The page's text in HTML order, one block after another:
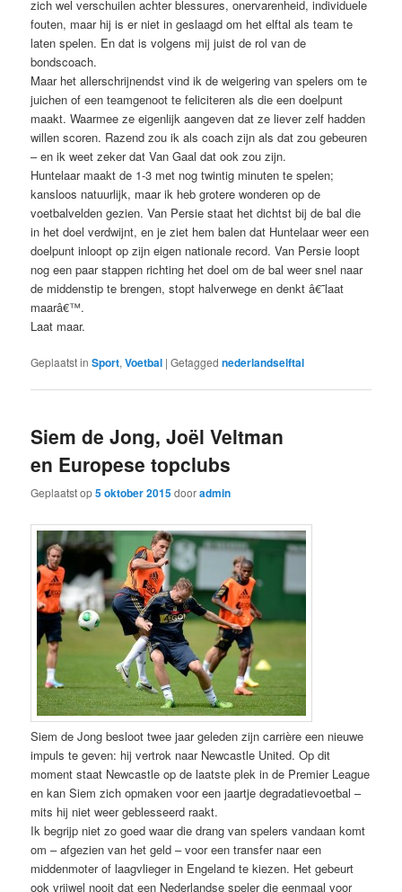
zich wel verschuilen achter blessures, onervarenheid, individuele
fouten, maar hij is er niet in geslaagd om het elftal als team te
laten spelen. En dat is volgens mij juist de rol van de
bondscoach.
Maar het allerschrijnendst vind ik de weigering van spelers om te
juichen of een teamgenoot te feliciteren als die een doelpunt
maakt. Waarmee ze eigenlijk aangeven dat ze liever zelf hadden
willen scoren. Razend zou ik als coach zijn als dat zou gebeuren
– en ik weet zeker dat Van Gaal dat ook zou zijn.
Huntelaar maakt de 1-3 met nog twintig minuten te spelen;
kansloos natuurlijk, maar ik heb grotere wonderen op de
voetbalvelden gezien. Van Persie staat het dichtst bij de bal die
in het doel verdwijnt, en je ziet hem balen dat Huntelaar weer een
doelpunt inloopt op zijn eigen nationale record. Van Persie loopt
nog een paar stappen richting het doel om de bal weer snel naar
de middenstip te brengen, stopt halverwege en denkt â€˜laat
maarâ€™.
Laat maar.
Geplaatst in Sport,Voetbal |Getagged nederlandselftal
Siem de Jong, Joël Veltman
en Europese topclubs
Geplaatst op5 oktober 2015dooradmin
Siem de Jong besloot twee jaar geleden zijn carrière een nieuwe
impuls te geven: hij vertrok naar Newcastle United. Op dit
moment staat Newcastle op de laatste plek in de Premier League
en kan Siem zich opmaken voor een jaartje degradatievoetbal –
mits hij niet weer geblesseerd raakt.
Ik begrijp niet zo goed waar die drang van spelers vandaan komt
om – afgezien van het geld – voor een transfer naar een
middenmoter of laagvlieger in Engeland te kiezen. Het gebeurt
ook vrijwel nooit dat een Nederlandse speler die eenmaal voor